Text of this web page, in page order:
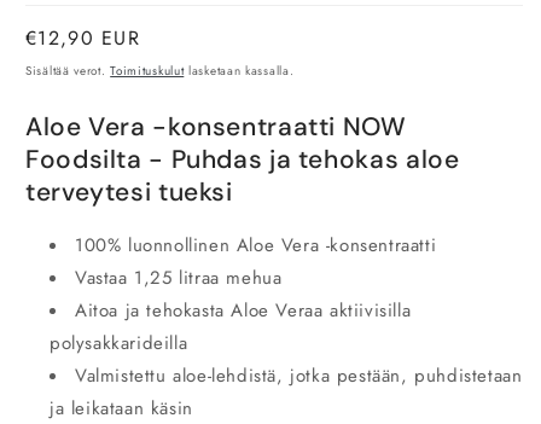
Normaalihinta
€12,90 EUR
Sisältää verot.Toimituskulutlasketaan kassalla.
Aloe Vera -konsentraatti NOW
Foodsilta - Puhdas ja tehokas aloe
terveytesi tueksi
100% luonnollinen Aloe Vera -konsentraatti
Vastaa 1,25 litraa mehua
Aitoa ja tehokasta Aloe Veraa aktiivisilla
polysakkarideilla
Valmistettu aloe-lehdistä, jotka pestään, puhdistetaan
ja leikataan käsin